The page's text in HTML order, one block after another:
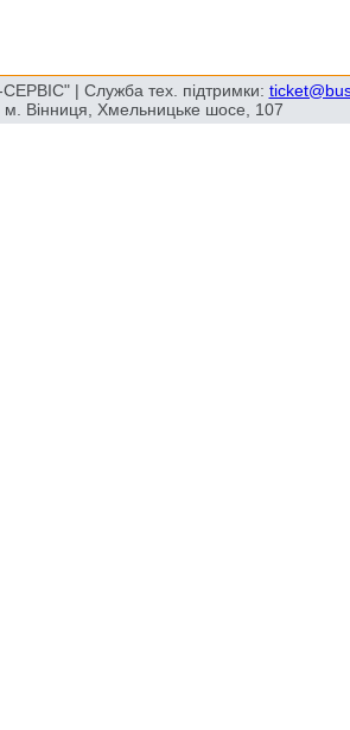
| Служба тех. підтримки:
м. Вінниця, Хмельницьке шосе, 107